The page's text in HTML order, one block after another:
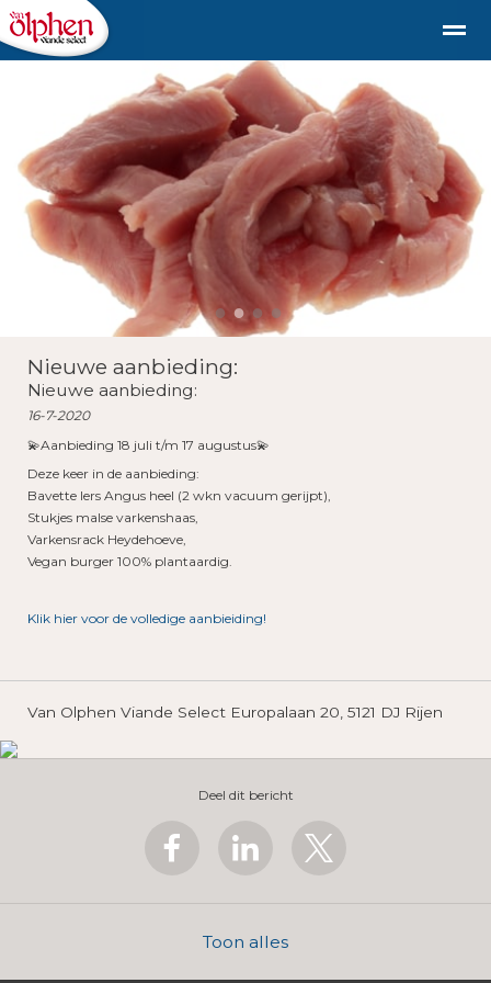
Geschiedenis duurzaam diervriendelijk vlees uit de
Shop Nieuws Bellen E-mail
● ● ● ●
Nieuwe aanbieding:
Nieuwe aanbieding:
16-7-2020
💫Aanbieding 18 juli t/m 17 augustus💫
Deze keer in de aanbieding:
Bavette Iers Angus heel (2 wkn vacuum gerijpt),
Stukjes malse varkenshaas,
Varkensrack Heydehoeve,
Vegan burger 100% plantaardig.
Klik hier voor de volledige aanbieiding!
Van Olphen Viande Select Europalaan 20, 5121 DJ Rijen
Deel dit bericht
Toon alles